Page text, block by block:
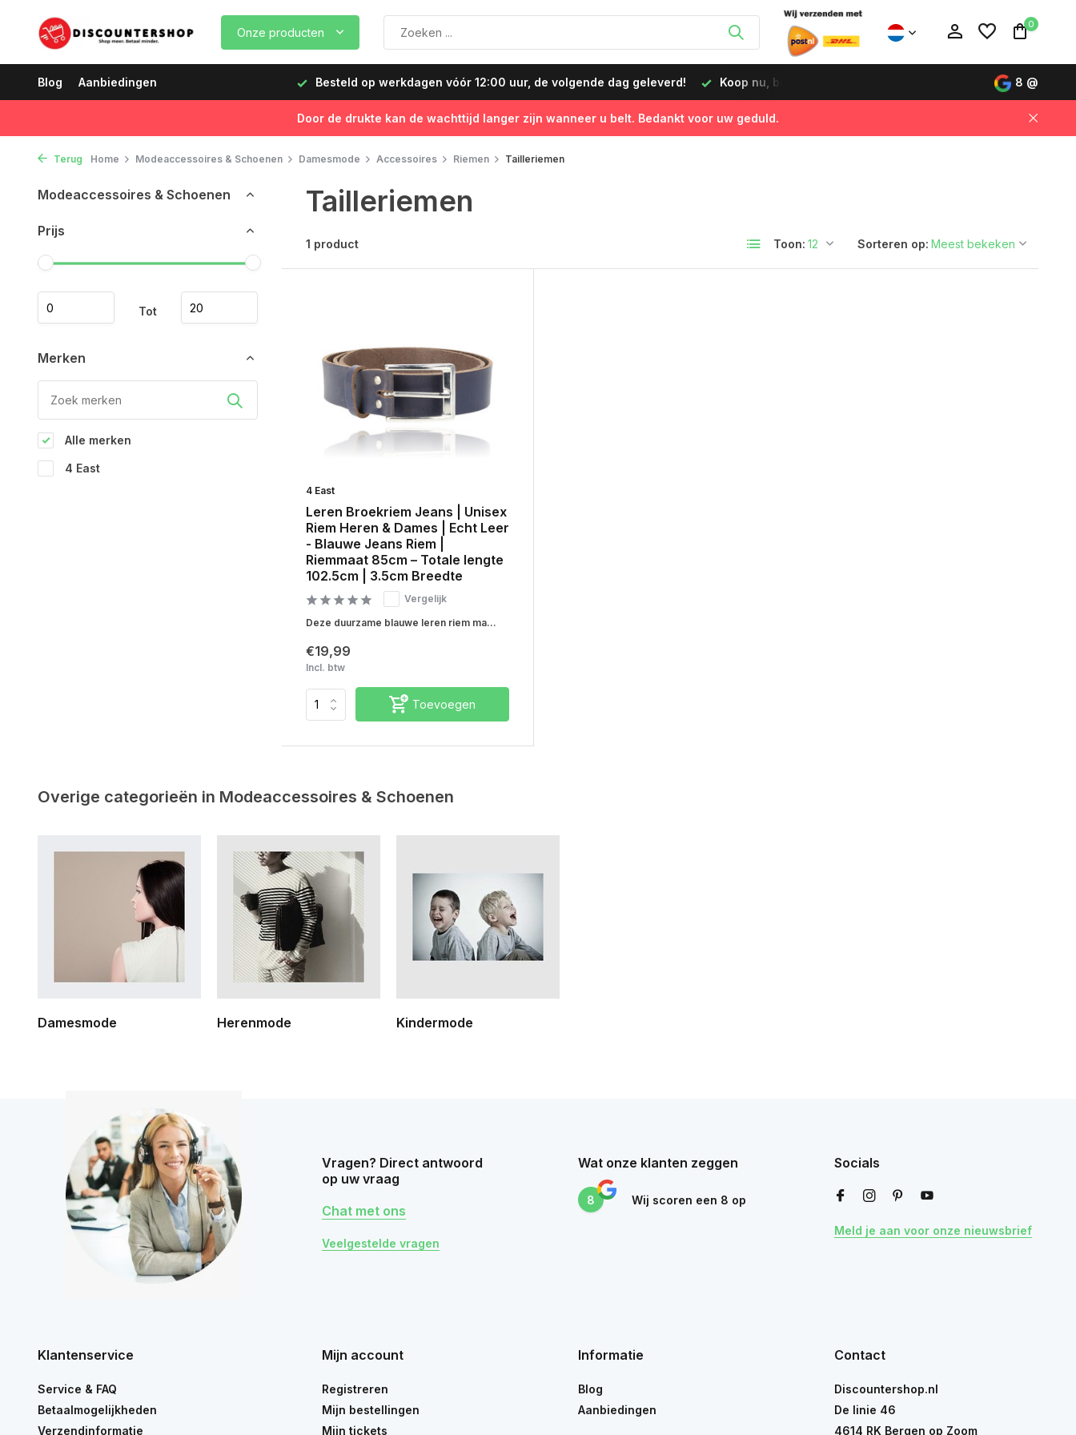
Onze producten
0
Blog Aanbiedingen
Snelle levering in Nederland & België Besteld op werkdagen vóór 12:00 uur, de volgende dag geleverd! Koop nu, betaal later Snelle levering in Nederland &
8 @
Door de drukte kan de wachttijd langer zijn wanneer u belt. Bedankt voor uw geduld.
Terug Home Modeaccessoires & Schoenen Damesmode Accessoires Riemen Tailleriemen
Modeaccessoires & Schoenen
Prijs
Tot
Merken
Alle merken
4 East
Tailleriemen
1 product Toon: Sorteren op:
4 East
Leren Broekriem Jeans | Unisex
Riem Heren & Dames | Echt Leer
- Blauwe Jeans Riem |
Riemmaat 85cm – Totale lengte
102.5cm | 3.5cm Breedte
Vergelijk
Deze duurzame blauwe leren riem ma...
€19,99
Incl. btw
Toevoegen
Overige categorieën in Modeaccessoires & Schoenen
Damesmode Herenmode Kindermode
Vragen? Direct antwoord
op uw vraag
Chat met ons
Veelgestelde vragen
Wat onze klanten zeggen
8 Wij scoren een 8 op
Socials
Meld je aan voor onze nieuwsbrief
Klantenservice
Service & FAQ
Betaalmogelijkheden
Verzendinformatie
Mijn account
Registreren
Mijn bestellingen
Mijn tickets
Informatie
Blog
Aanbiedingen
Contact
Discountershop.nl
De linie 46
4614 RK Bergen op Zoom